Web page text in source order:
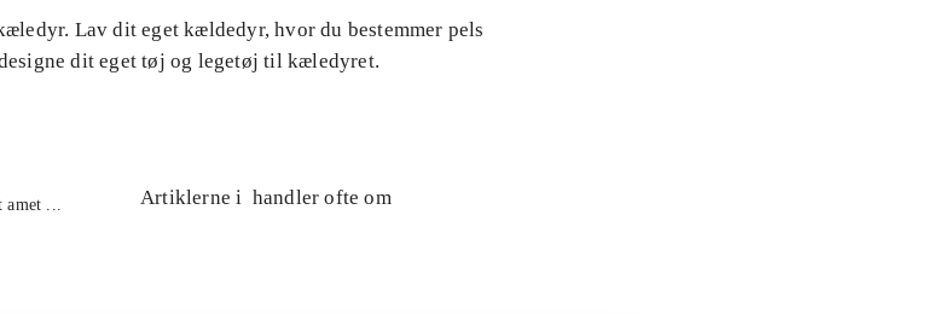
Lav dit eget kældedyr, hvor du bestemmer pels
dit eget tøj og legetøj til kæledyret.
amet ...
Artiklerne i handler ofte om